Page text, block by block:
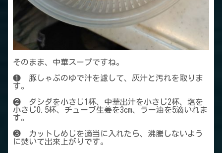
そのまま、中華スープですね。
❶ 豚しゃぶのゆで汁を濾して、灰汁と汚れを取りま
す。
❷ ダシダを小さじ1杯、中華出汁を小さじ2杯、塩を
小さじ0.5杯、チューブ生姜を3cm、ラー油を5滴いれま
す。
❸ カットしめじを適当に入れたら、沸騰しないよう
に焚いて出来上がりです。